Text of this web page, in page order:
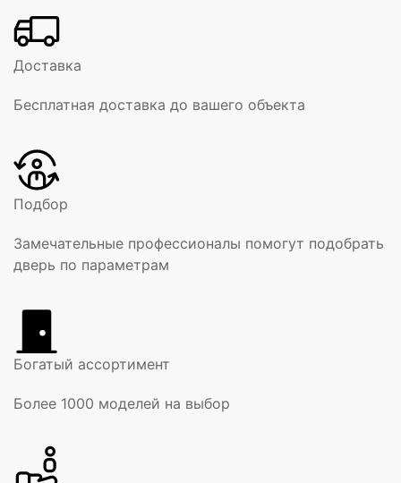
Доставка
Бесплатная доставка до вашего объекта
Подбор
Замечательные профессионалы помогут подобрать
дверь по параметрам
Богатый ассортимент
Более 1000 моделей на выбор